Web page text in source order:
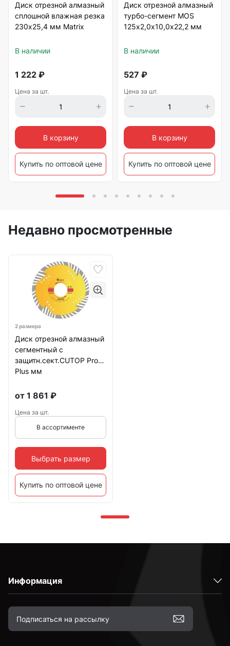
Диск отрезной алмазный
сплошной влажная резка
230х25,4 мм Matrix
В наличии
1 222 ₽
Цена за шт.
В корзину
Купить по оптовой цене
Диск отрезной алмазный
турбо-сегмент MOS
125х2,0х10,0х22,2 мм
В наличии
527 ₽
Цена за шт.
В корзину
Купить по оптовой цене
Недавно просмотренные
2 размера
Диск отрезной алмазный
сегментный с
защитн.сект.CUTOP Profi
Plus мм
от 1 861 ₽
Цена за шт.
В ассортименте
Выбрать размер
Купить по оптовой цене
Информация